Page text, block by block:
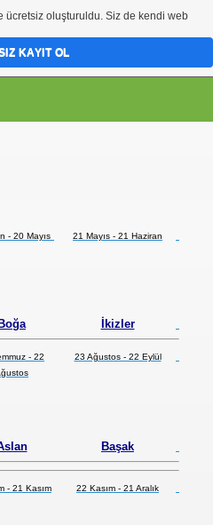
- 20 Mayıs 21 Mayıs - 21 Haziran
Boğa İkizler
- 22
23 Ağustos - 22 Eylül
Başak
- 21 Kasım 22 Kasım - 21 Aralık
ücretsiz oluşturuldu. Siz de kendi web
KAYIT OL